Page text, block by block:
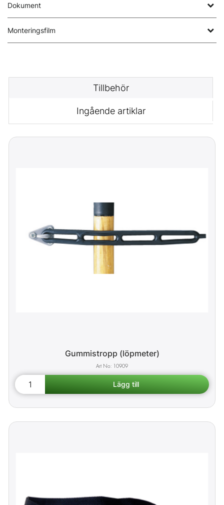
Dokument
Monteringsfilm
Tillbehör
Ingående artiklar
Gummistropp (löpmeter)
10909